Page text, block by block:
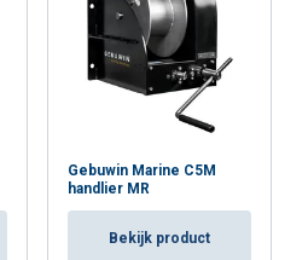
Gebuwin Marine C5M
handlier MR
Bekijk product